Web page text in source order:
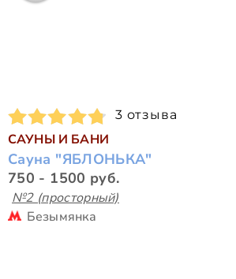
3 отзыва
САУНЫ И БАНИ
Сауна "ЯБЛОНЬКА"
750 - 1500 руб.
№2 (просторный)
Безымянка